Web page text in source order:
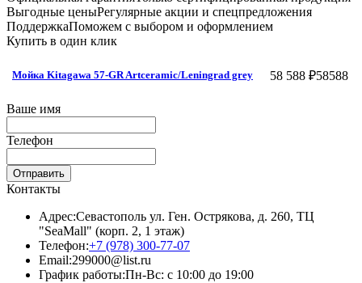
Выгодные ценыРегулярные акции и спецпредложения
ПоддержкаПоможем с выбором и оформлением
Купить в один клик
Мойка Kitagawa 57-GR Artceramic/Leningrad grey 58 588 ₽58588
Ваше имя
Телефон
Отправить
Контакты
Адрес:Севастополь ул. Ген. Острякова, д. 260, ТЦ
"SeaMall" (корп. 2, 1 этаж)
Телефон:+7 (978) 300-77-07
Email:299000@list.ru
График работы:Пн-Вс: с 10:00 до 19:00